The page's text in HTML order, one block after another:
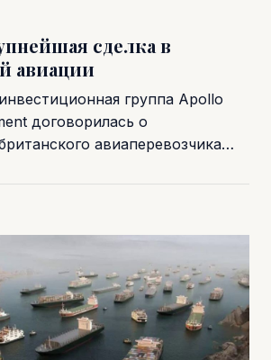
сделка в
авиации
группа Apollo
договорилась о
авиаперевозчика…